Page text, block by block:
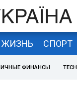
ЖИЗНЬ СПОРТ
ФИНАНСЫ TECH